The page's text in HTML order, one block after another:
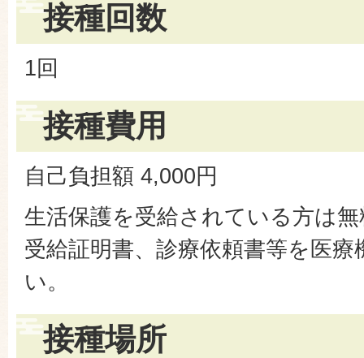
接種回数
1回
接種費用
自己負担額 4,000円
生活保護を受給されている方は
受給証明書、診療依頼書等を医
い。
接種場所